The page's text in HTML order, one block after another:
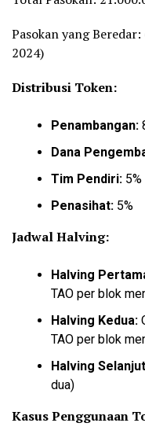
Pasokan yang
2024)
Distribusi Token:
Penambangan:
Dana
Tim Pendiri: 5%
Penasihat: 5%
Jadwal Halving:
Halving
TAO per blok
Halving Kedua:
TAO per blok
Halving
dua)
Kasus Penggunaan